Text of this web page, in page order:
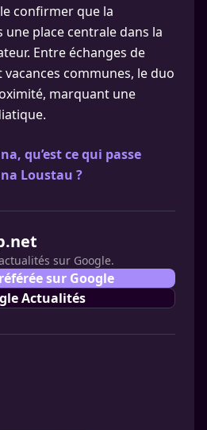
confirmer que la
place centrale dans la
Entre échanges de
communes, le duo
marquant une
qu’est ce qui passe
Loustau ?
sur Google.
sur Google
Actualités